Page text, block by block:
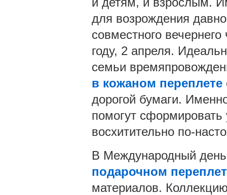
для возрождения
совместного
году, 2 апреля.
семьи
в кожаном переплете
дорогой бумаги.
помогут сформировать
восхитительно по-
В Международный день
подарочном
материалов.